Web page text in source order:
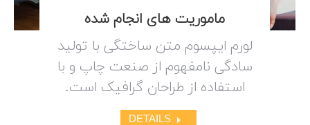
ماموریت های انجام شده
لورم ایپسوم متن ساختگی با تولید
سادگی نامفهوم از صنعت چاپ و با
استفاده از طراحان گرافیک است.
DETAILS